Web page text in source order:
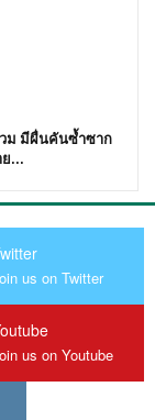
ม มีผื่นคันซ้ำซาก
ย…
us on Twitter
us on Youtube